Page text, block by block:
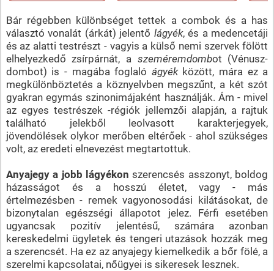
Bár régebben különbséget tettek a combok és a has
választó vonalát (árkát) jelentő lágyék, és a medencetáji
és az alatti testrészt - vagyis a külső nemi szervek fölött
elhelyezkedő zsírpárnát, a szeméremdombot (Vénusz-
dombot) is - magába foglaló ágyékközött, mára ez a
megkülönböztetés a köznyelvben megszűnt, a két szót
gyakran egymás szinonimájaként használják. Ám - mivel
az egyes testrészek -régiók jellemzői alapján, a rajtuk
található jelekből leolvasott karakterjegyek,
jövendölések olykor merőben eltérőek - ahol szükséges
volt, az eredeti elnevezést megtartottuk.
Anyajegy a jobb lágyékon szerencsés asszonyt, boldog
házasságot és a hosszú életet, vagy - más
értelmezésben - remek vagyonosodási kilátásokat, de
bizonytalan egészségi állapotot jelez. Férfi esetében
ugyancsak pozitív jelentésű, számára azonban
kereskedelmi ügyletek és tengeri utazások hozzák meg
a szerencsét. Ha ez az anyajegy kiemelkedik a bőr fölé, a
szerelmi kapcsolatai, nőügyei is sikeresek lesznek.